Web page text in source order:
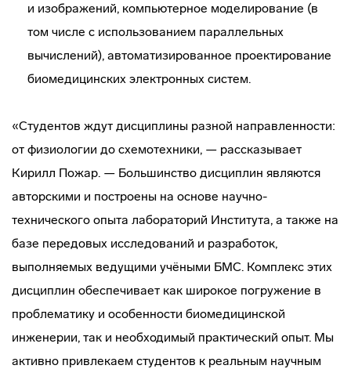
и изображений, компьютерное моделирование (в
том числе с использованием параллельных
вычислений), автоматизированное проектирование
биомедицинских электронных систем.
«Студентов ждут дисциплины разной направленности:
от физиологии до схемотехники, — рассказывает
Кирилл Пожар. — Большинство дисциплин являются
авторскими и построены на основе научно-
технического опыта лабораторий Института, а также на
базе передовых исследований и разработок,
выполняемых ведущими учёными БМС. Комплекс этих
дисциплин обеспечивает как широкое погружение в
проблематику и особенности биомедицинской
инженерии, так и необходимый практический опыт. Мы
активно привлекаем студентов к реальным научным